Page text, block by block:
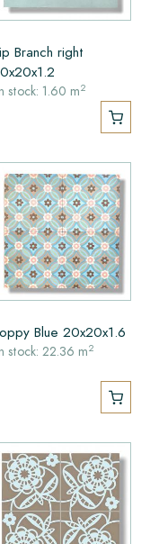
Branch right
stock: 1.60 m2
Blue 20x20x1.6
stock: 22.36 m2